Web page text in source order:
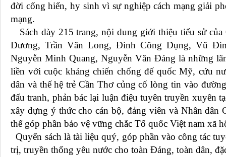
đời cống hiến, hy sinh vì sự nghiệp cách mạng giải
mạng.
Sách dày 215 trang, nội dung giới thiệu tiểu sử
Dương, Trần Văn Long, Đinh Công Dụng, Vũ
Nguyễn Minh Quang, Nguyễn Văn Đáng là những
liền với cuộc kháng chiến chống đế quốc Mỹ, cứu
dân và thế hệ trẻ Cần Thơ củng cố lòng tin vào
đấu tranh, phản bác lại luận điệu tuyên truyền xuyên
xây dựng ý thức cho cán bộ, đảng viên và Nhân dân
thể góp phần bảo vệ vững chắc Tổ quốc Việt nam xã
Quyển sách là tài liệu quý, góp phần vào công tác
trị, truyền thống yêu nước cho toàn Đảng, toàn dân,